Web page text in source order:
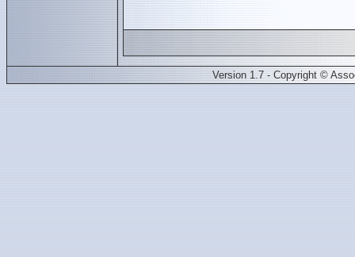
Version 1.7 - Copyright ©